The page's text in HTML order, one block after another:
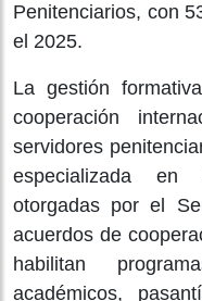
Penitenciarios, con
el 2025.
La gestión
cooperación
servidores
especializada en
otorgadas por el
acuerdos de
habilitan
académicos,